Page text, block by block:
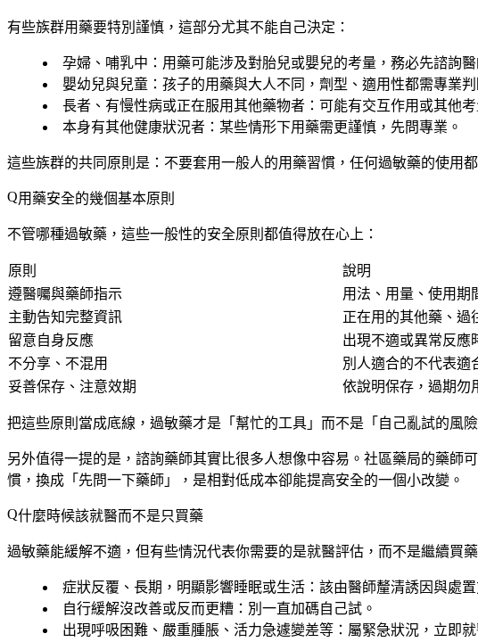
有些族群用藥要特別謹慎，這部分尤其不能自己決定：
孕婦、哺乳中 ：用藥可能涉及對胎兒或嬰兒的考量，務必先諮詢
嬰幼兒與兒童 ：孩子的用藥與大人不同，劑型、適用性都需專業
長者、有慢性病或正在服用其他藥物者 ：可能有交互作用或其他
本身有其他健康狀況者 ：某些情形下用藥需更謹慎，先問專業。
這些族群的共同原則是： 不要套用一般人的用藥習慣，任何過敏藥的使用
用藥安全的幾個基本原則
不管哪種過敏藥，這些一般性的安全原則都值得放在心上：
原則
說明
遵醫囑與藥師指示
用法、用量、使用期
主動告知完整資訊
正在用的其他藥、過
留意自身反應
出現不適或異常反應
不分享、不混用
別人適合的不代表適
妥善保存、注意效期
依說明保存，過期勿
把這些原則當成底線，過敏藥才是「幫忙的工具」而不是「自己亂試的風
另外值得一提的是，諮詢藥師其實比很多人想像中容易。社區藥局的藥師
慣，換成「先問一下藥師」，是相對低成本卻能提高安全的一個小改變。
什麼時候該就醫而不是只買藥
過敏藥能緩解不適，但有些情況代表你需要的是就醫評估，而不是繼續買藥
症狀反覆、長期，明顯影響睡眠或生活 ：該由醫師釐清誘因與處置
自行緩解沒改善或反而更糟 ：別一直加碼自己試。
出現呼吸困難、嚴重腫脹、活力急遽變差等 ：屬緊急狀況，立即就